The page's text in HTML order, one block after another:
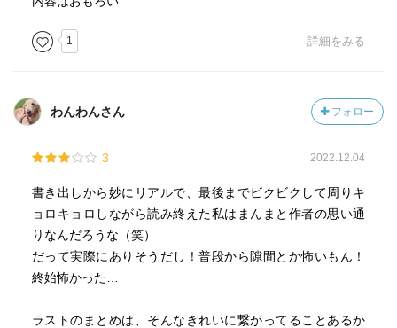
1 詳細をみる
わんわんさん フォロー
3 2022.12.04
書き出しから妙にリアルで、最後までビクビクして周りキ
ョロキョロしながら読み終えた私はまんまと作者の思い通
りなんだろうな（笑）
だって実際にありそうだし！普段から隙間とか怖いもん！
終始怖かった…
ラストのまとめは、そんなきれいに繋がってることあるか